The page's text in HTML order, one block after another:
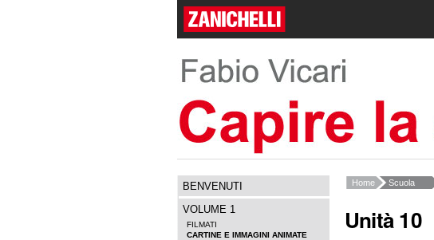
BENVENUTI
VOLUME 1
FILMATI
CARTINE E IMMAGINI ANIMATE
Home Scuola
Unità 10